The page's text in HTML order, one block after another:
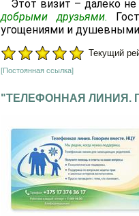
Этот визит – далеко
добрыми друзьями.
Г
угощениями и душевными
Текущий
[Постоянная ссылка]
"ТЕЛЕФОННАЯ ЛИНИЯ.